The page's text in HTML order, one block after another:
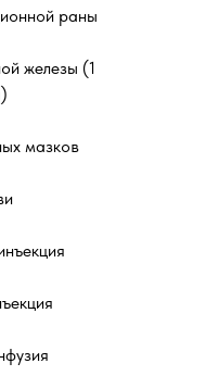
раны
железы (1
мазков